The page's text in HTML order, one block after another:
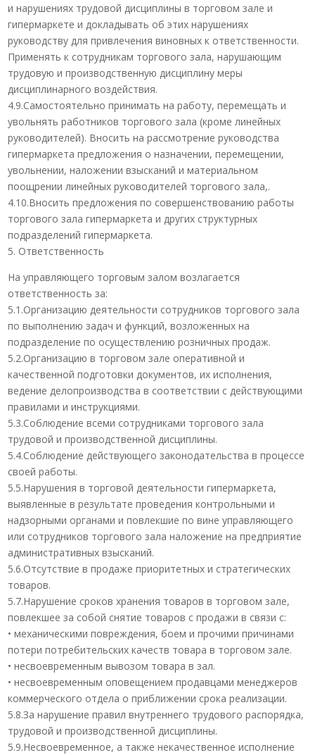
и нарушениях трудовой дисциплины в торговом зале и
гипермаркете и докладывать об этих нарушениях
руководству для привлечения виновных к ответственности.
Применять к сотрудникам торгового зала, нарушающим
трудовую и производственную дисциплину меры
дисциплинарного воздействия.
4.9.Самостоятельно принимать на работу, перемещать и
увольнять работников торгового зала (кроме линейных
руководителей). Вносить на рассмотрение руководства
гипермаркета предложения о назначении, перемещении,
увольнении, наложении взысканий и материальном
поощрении линейных руководителей торгового зала,.
4.10.Вносить предложения по совершенствованию работы
торгового зала гипермаркета и других структурных
подразделений гипермаркета.
5. Ответственность
На управляющего торговым залом возлагается
ответственность за:
5.1.Организацию деятельности сотрудников торгового зала
по выполнению задач и функций, возложенных на
подразделение по осуществлению розничных продаж.
5.2.Организацию в торговом зале оперативной и
качественной подготовки документов, их исполнения,
ведение делопроизводства в соответствии с действующими
правилами и инструкциями.
5.3.Соблюдение всеми сотрудниками торгового зала
трудовой и производственной дисциплины.
5.4.Соблюдение действующего законодательства в процессе
своей работы.
5.5.Нарушения в торговой деятельности гипермаркета,
выявленные в результате проведения контрольными и
надзорными органами и повлекшие по вине управляющего
или сотрудников торгового зала наложение на предприятие
административных взысканий.
5.6.Отсутствие в продаже приоритетных и стратегических
товаров.
5.7.Нарушение сроков хранения товаров в торговом зале,
повлекшее за собой снятие товаров с продажи в связи с:
• механическими повреждения, боем и прочими причинами
потери потребительских качеств товара в торговом зале.
• несвоевременным вывозом товара в зал.
• несвоевременным оповещением продавцами менеджеров
коммерческого отдела о приближении срока реализации.
5.8.За нарушение правил внутреннего трудового распорядка,
трудовой и производственной дисциплины.
5.9.Несвоевременное, а также некачественное исполнение